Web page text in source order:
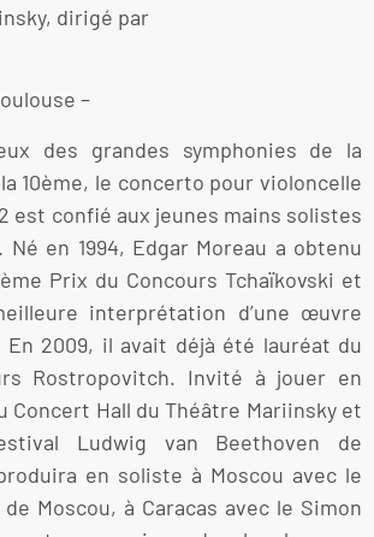
dirigé par
–
des grandes symphonies de la
10ème, le concerto pour violoncelle
est confié aux jeunes mains solistes
Né en 1994, Edgar Moreau a obtenu
Prix du Concours Tchaïkovski et
interprétation d’une œuvre
En 2009, il avait déjà été lauréat du
Rostropovitch. Invité à jouer en
Concert Hall du Théâtre Mariinsky et
Ludwig van Beethoven de
en soliste à Moscou avec le
Moscou, à Caracas avec le Simon